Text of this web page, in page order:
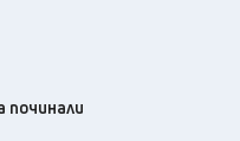
починали